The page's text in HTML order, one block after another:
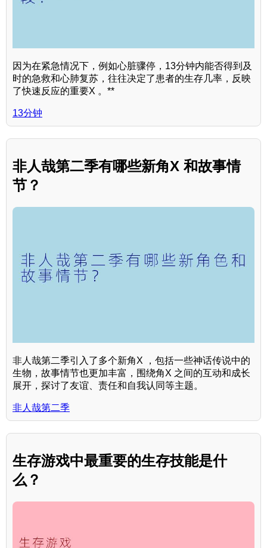
因为在紧急情况下，例如心脏骤停，13分钟内能否得到及
时的急救和心肺复苏，往往决定了患者的生存几率，反映
了快速反应的重要X 。**
13分钟
非人哉第二季有哪些新角X 和故事情
节？
非人哉第二季引入了多个新角X ，包括一些神话传说中的
生物，故事情节也更加丰富，围绕角X 之间的互动和成长
展开，探讨了友谊、责任和自我认同等主题。
非人哉第二季
生存游戏中最重要的生存技能是什
么？